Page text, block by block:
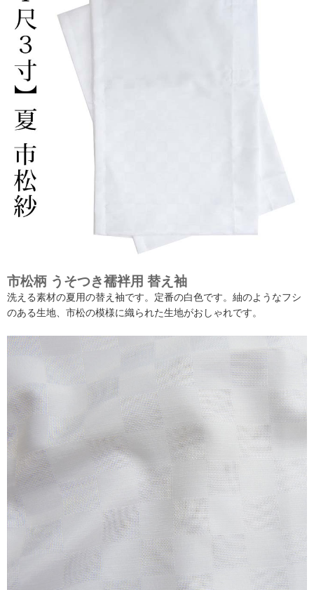
市松柄 うそつき襦袢用 替え袖
洗える素材の夏用の替え袖です。定番の白色です。紬のようなフシ
のある生地、市松の模様に織られた生地がおしゃれです。